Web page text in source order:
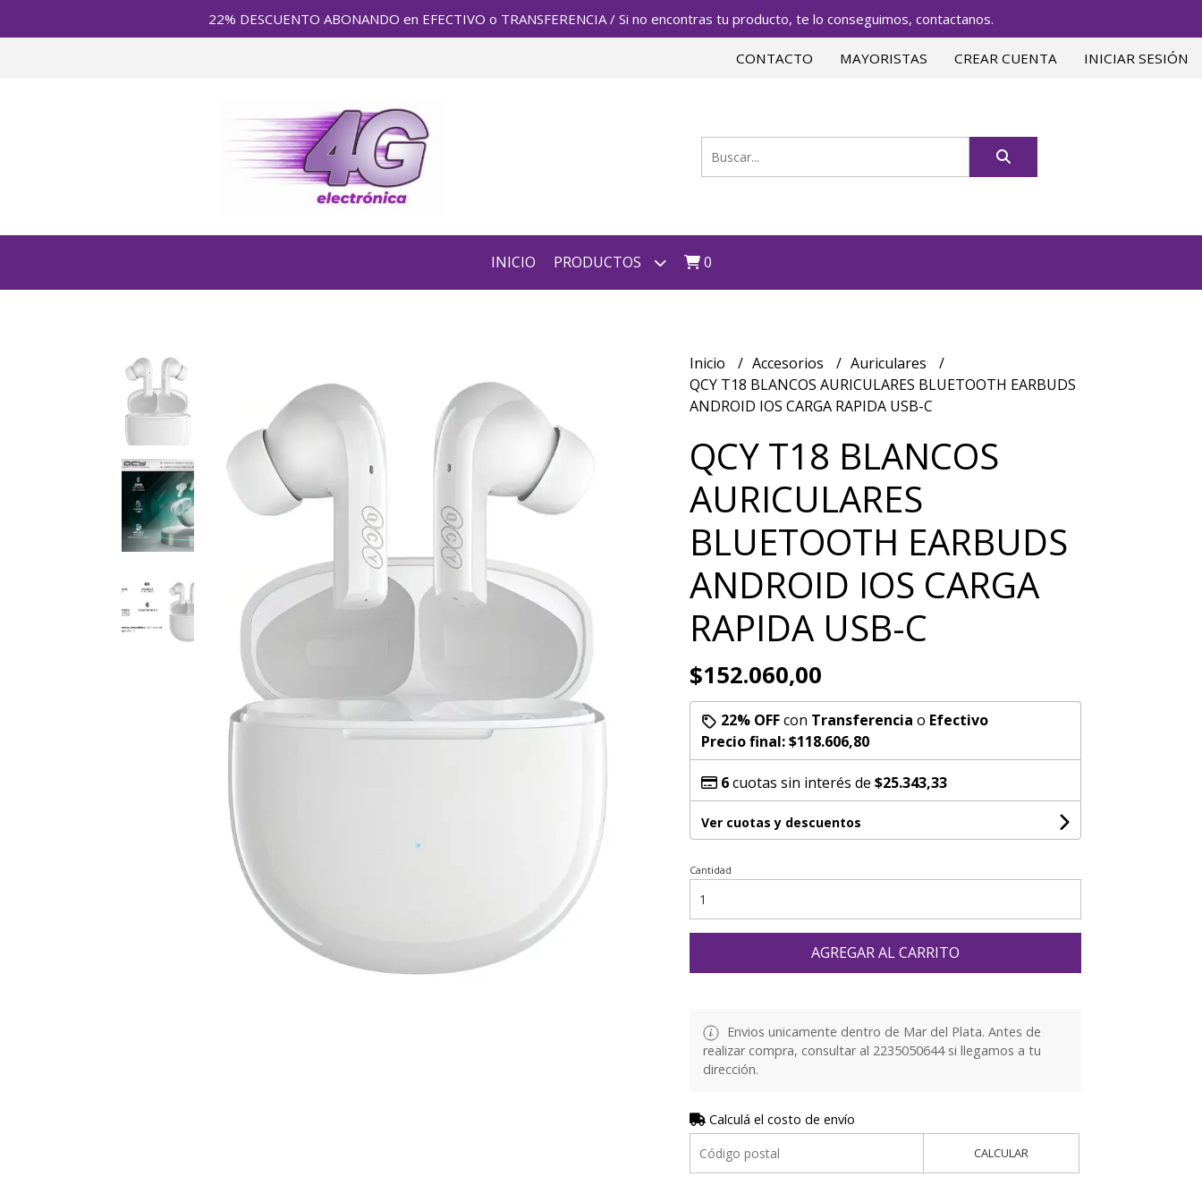
22% DESCUENTO ABONANDO en EFECTIVO o TRANSFERENCIA / Si no encontras tu producto, te lo conseguimos, contactanos.
CONTACTO MAYORISTAS CREAR CUENTA INICIAR SESIÓN
INICIO PRODUCTOS 0
Inicio Accesorios
Auriculares
QCY T18 BLANCOS AURICULARES BLUETOOTH EARBUDS
ANDROID IOS CARGA RAPIDA USB-C
QCY T18 BLANCOS
AURICULARES
BLUETOOTH EARBUDS
ANDROID IOS CARGA
RAPIDA USB-C
$152.060,00
22% OFFcon Transferencia o Efectivo
Precio final:$118.606,80
6cuotas sin interés de $25.343,33
Ver cuotas y descuentos
Cantidad
AGREGAR AL CARRITO
Envios unicamente dentro de Mar del Plata. Antes de
realizar compra, consultar al 2235050644 si llegamos a tu
dirección.
Calculá el costo de envío
CALCULAR